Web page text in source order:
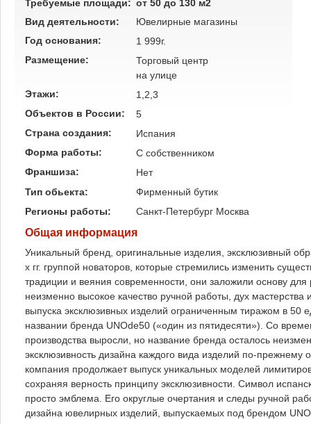
Требуемые площади: от 50 до 130 м2
Вид деятельности:
Ювелирные магазины
Год основания:
1 999г.
Размещение:
Торговый центр
на улице
Этажи:
1,2,3
Объектов в России:
5
Страна создания:
Испания
Форма работы:
C собственником
Франшиза:
Нет
Тип обьекта:
Фирменный бутик
Регионы работы:
Санкт-Петербург Москва
Общая информация
Уникальный бренд, оригинальные изделия, эксклюзивный
х гг. группой новаторов, которые стремились изменить
традиции и веяния современности, они заложили основу
неизменно высокое качество ручной работы, дух
выпуска эксклюзивных изделий ограниченным тиражом в
названии бренда UNOde50 («один из пятидесяти»). Со
производства выросли, но название бренда осталось
эксклюзивность дизайна каждого вида изделий по-
компания продолжает выпуск уникальных моделей
сохраняя верность принципу эксклюзивности. Символ
просто эмблема. Его округлые очертания и следы ручной
дизайна ювелирных изделий, выпускаемых под брендом